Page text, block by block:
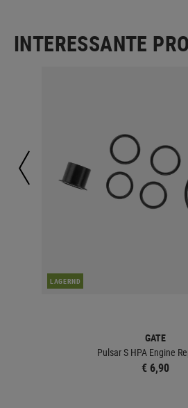
INTERESSANTE
LAGERND
GATE
Pulsar S HPA Engine
€ 6,90